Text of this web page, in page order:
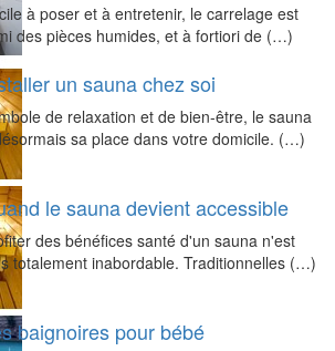
à poser et à entretenir, le carrelage est
des pièces humides, et à fortiori de (…)
un sauna chez soi
de relaxation et de bien-être, le sauna
sa place dans votre domicile. (…)
le sauna devient accessible
des bénéfices santé d'un sauna n'est
totalement inabordable. Traditionnelles (…)
baignoires pour bébé